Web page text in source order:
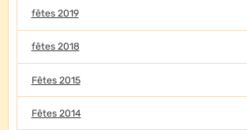
fêtes 2019
fêtes 2018
Fêtes 2015
Fêtes 2014